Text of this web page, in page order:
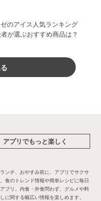
のアイス人気ランキング
が選ぶおすすめ商品は？
アプリでもっと楽しく
ンチ、おやすみ前に、アプリでサクサ
食のトレンド情報や簡単レシピに毎日
プリ。内食・外食問わず、グルメや料
に関する幅広い情報を楽しめます。